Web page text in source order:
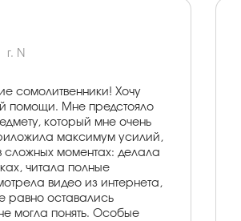
г. N
сомолитвенники! Хочу
помощи. Мне предстояло
который мне очень
максимум усилий,
сложных моментах: делала
читала полные
видео из интернета,
равно оставались
могла понять. Особые